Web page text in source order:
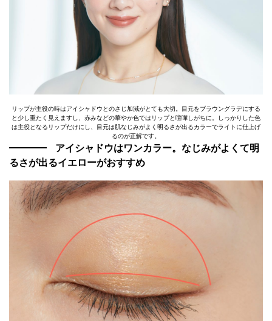
リップが主役の時はアイシャドウとのさじ加減がとても大切。目元をブラウングラデにする
と少し重たく見えますし、赤みなどの華やか色ではリップと喧嘩しがちに。しっかりした色
は主役となるリップだけにし、目元は肌なじみがよく明るさが出るカラーでライトに仕上げ
るのが正解です。
アイシャドウはワンカラー。なじみがよくて明
るさが出るイエローがおすすめ